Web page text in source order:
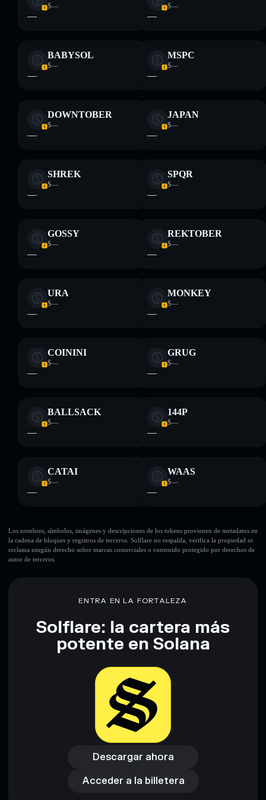
$—
—
$—
—
BABYSOL
$—
—
MSPC
$—
—
DOWNTOBER
$—
—
JAPAN
$—
—
SHREK
$—
—
SPQR
$—
—
GOSSY
$—
—
REKTOBER
$—
—
URA
$—
—
MONKEY
$—
—
COININI
$—
—
GRUG
$—
—
BALLSACK
$—
—
144P
$—
—
CATAI
$—
—
WAAS
$—
—
Los nombres, símbolos, imágenes y descripciones de los tokens provienen de metadatos en
la cadena de bloques y registros de terceros. Solflare no respalda, verifica la propiedad ni
reclama ningún derecho sobre marcas comerciales o contenido protegido por derechos de
autor de terceros.
ENTRA EN LA FORTALEZA
Solflare: la cartera más
potente en Solana
Descargar ahora
Descargar ahora
Acceder a la billetera
Acceder a la billetera